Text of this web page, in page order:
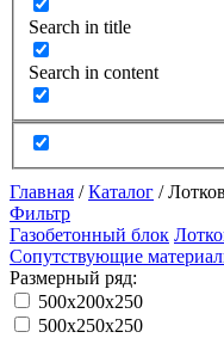
Search in title
Search in content
Главная /Каталог /
Фильтр
Газобетонный блок
Сопутствующие
Размерный ряд:
500x200x250
500x250x250